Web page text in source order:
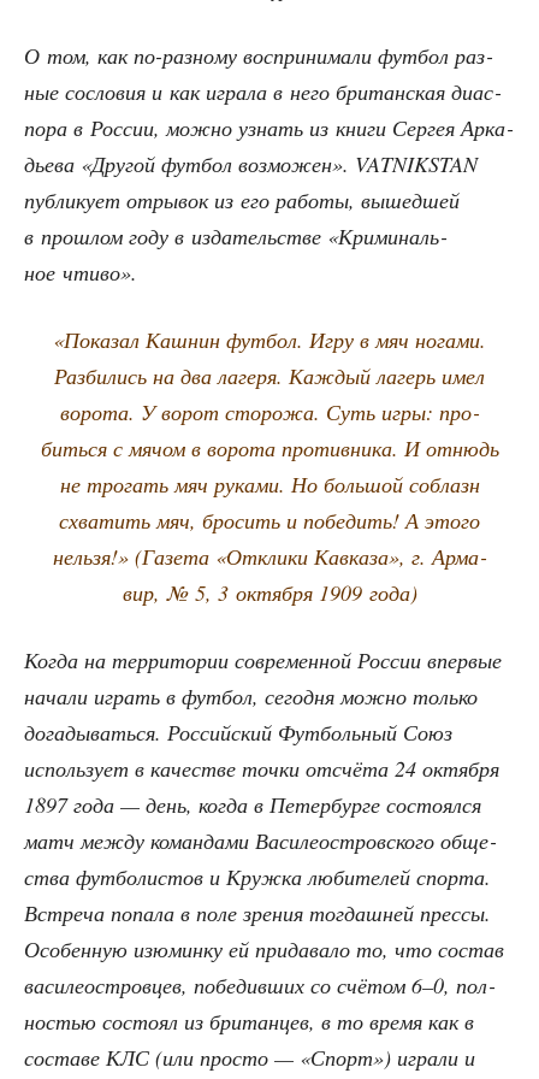
О том, как по-раз­но­му вос­при­ни­ма­ли фут­бол раз­
ные сосло­вия и как игра­ла в него бри­тан­ская диас­
по­ра в Рос­сии, мож­но узнать из кни­ги Сер­гея Арка­
дье­ва «Дру­гой фут­бол воз­мо­жен». VATNIKSTAN
пуб­ли­ку­ет отры­вок из его рабо­ты, вышед­шей
в про­шлом году в изда­тель­стве «Кри­ми­наль­
ное чтиво».
«Пока­зал Каш­нин фут­бол. Игру в мяч нога­ми.
Раз­би­лись на два лаге­ря. Каж­дый лагерь имел
воро­та. У ворот сто­ро­жа. Суть игры: про­
бить­ся с мячом в воро­та про­тив­ни­ка. И отнюдь
не тро­гать мяч рука­ми. Но боль­шой соблазн
схва­тить мяч, бро­сить и побе­дить! А это­го
нель­зя!» (Газе­та «Откли­ки Кав­ка­за», г. Арма­
вир, № 5, 3 октяб­ря 1909 года)
Когда на тер­ри­то­рии совре­мен­ной Рос­сии впер­вые
нача­ли играть в фут­бол, сего­дня мож­но толь­ко
дога­ды­вать­ся. Рос­сий­ский Фут­боль­ный Союз
исполь­зу­ет в каче­стве точ­ки отсчё­та 24 октяб­ря
1897 года — день, когда в Петер­бур­ге состо­ял­ся
матч меж­ду коман­да­ми Васи­ле­ост­ров­ско­го обще­
ства фут­бо­ли­стов и Круж­ка люби­те­лей спор­та.
Встре­ча попа­ла в поле зре­ния тогдаш­ней прес­сы.
Осо­бен­ную изю­мин­ку ей при­да­ва­ло то, что состав
васи­ле­ост­ров­цев, побе­див­ших со счё­том 6–0, пол­
но­стью состо­ял из бри­тан­цев, в то вре­мя как в
соста­ве КЛС (или про­сто — «Спорт») игра­ли и